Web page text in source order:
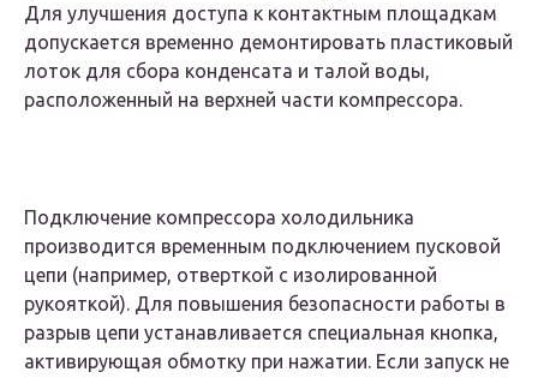
Для улучшения доступа к контактным площадкам
допускается временно демонтировать пластиковый
лоток для сбора конденсата и талой воды,
расположенный на верхней части компрессора.
Подключение компрессора холодильника
производится временным подключением пусковой
цепи (например, отверткой с изолированной
рукояткой). Для повышения безопасности работы в
разрыв цепи устанавливается специальная кнопка,
активирующая обмотку при нажатии. Если запуск не